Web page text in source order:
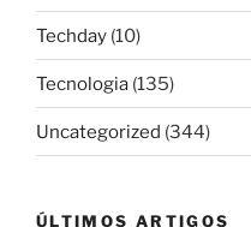
Techday (10)
Tecnologia (135)
Uncategorized (344)
ÚLTIMOS ARTIGOS